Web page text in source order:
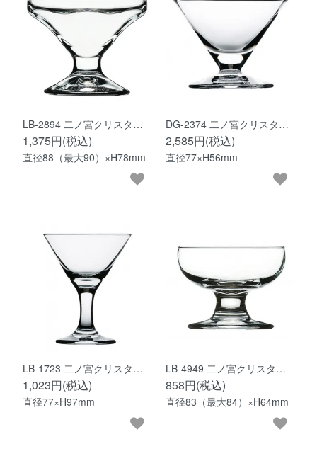
LB-2894 二ノ宮クリスタ…
1,375円(税込)
直径88（最大90）×H78mm
DG-2374 二ノ宮クリスタ…
2,585円(税込)
直径77×H56mm
LB-1723 二ノ宮クリスタ…
1,023円(税込)
直径77×H97mm
LB-4949 二ノ宮クリスタ…
858円(税込)
直径83（最大84）×H64mm